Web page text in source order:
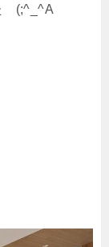
(;^_^A